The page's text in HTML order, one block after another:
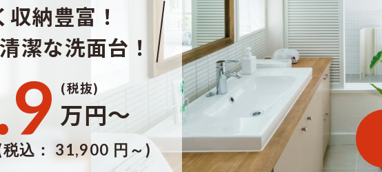
納豊富！
潔な洗面台！
(税抜)
万円〜
税込： 31,900 円～)